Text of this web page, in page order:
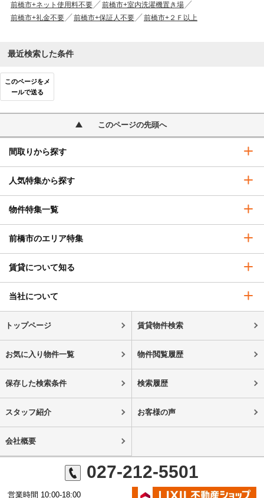
前橋市+ネット使用料不要
前橋市+室内洗濯機置き場
前橋市+礼金不要
前橋市+保証人不要 前橋市+２Ｆ以上
最近検索した条件
このページをメ
ールで送る
このページの先頭へ
間取りから探す
人気特集から探す
物件特集一覧
前橋市のエリア特集
賃貸について知る
当社について
トップページ 賃貸物件検索
お気に入り物件一覧 物件閲覧履歴
保存した検索条件 検索履歴
スタッフ紹介 お客様の声
会社概要
027-212-5501
営業時間 10:00-18:00